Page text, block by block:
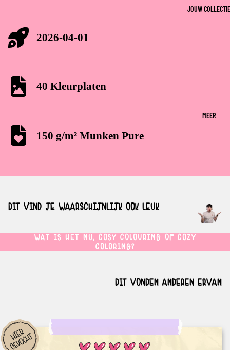
JOUW COLLECTIE
MEER
2026-04-01
40 Kleurplaten
150 g/m² Munken Pure
DIT VIND JE WAARSCHIJNLIJK OOK LEUK
WAT IS HET NU, COSY COLOURING OF COZY
COLORING?
DIT VONDEN ANDEREN ERVAN